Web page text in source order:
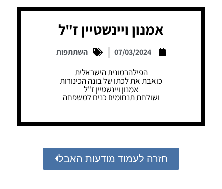
אמנון ויינשטיין ז"ל
07/03/2024 השתתפות
הפילהרמונית הישראלית
כואבת את לכתו של בונה הכינורות
אמנון ויינשטיין ז"ל
ושולחת תנחומים כנים למשפחה
חזרה לעמוד מודעות האבל